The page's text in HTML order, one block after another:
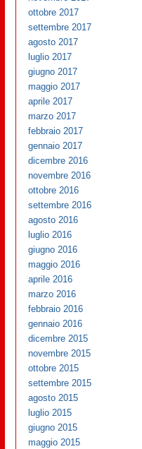
ottobre 2017
settembre 2017
agosto 2017
luglio 2017
giugno 2017
maggio 2017
aprile 2017
marzo 2017
febbraio 2017
gennaio 2017
dicembre 2016
novembre 2016
ottobre 2016
settembre 2016
agosto 2016
luglio 2016
giugno 2016
maggio 2016
aprile 2016
marzo 2016
febbraio 2016
gennaio 2016
dicembre 2015
novembre 2015
ottobre 2015
settembre 2015
agosto 2015
luglio 2015
giugno 2015
maggio 2015